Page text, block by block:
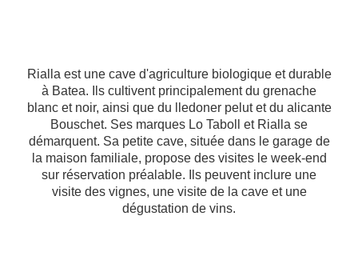
Rialla est une cave d'agriculture biologique et durable
à Batea. Ils cultivent principalement du grenache
blanc et noir, ainsi que du lledoner pelut et du alicante
Bouschet. Ses marques Lo Taboll et Rialla se
démarquent. Sa petite cave, située dans le garage de
la maison familiale, propose des visites le week-end
sur réservation préalable. Ils peuvent inclure une
visite des vignes, une visite de la cave et une
dégustation de vins.